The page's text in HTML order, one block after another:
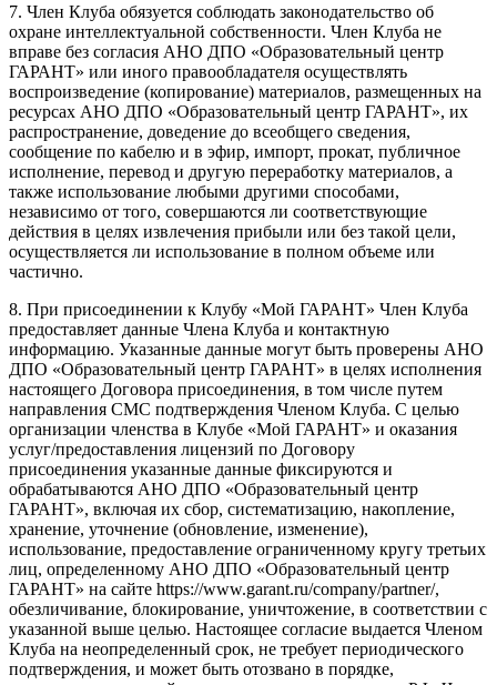
7. Член Клуба обязуется соблюдать законодательство об
охране интеллектуальной собственности. Член Клуба не
вправе без согласия АНО ДПО «Образовательный центр
ГАРАНТ» или иного правообладателя осуществлять
воспроизведение (копирование) материалов, размещенных на
ресурсах АНО ДПО «Образовательный центр ГАРАНТ», их
распространение, доведение до всеобщего сведения,
сообщение по кабелю и в эфир, импорт, прокат, публичное
исполнение, перевод и другую переработку материалов, а
также использование любыми другими способами,
независимо от того, совершаются ли соответствующие
действия в целях извлечения прибыли или без такой цели,
осуществляется ли использование в полном объеме или
частично.
8. При присоединении к Клубу «Мой ГАРАНТ» Член Клуба
предоставляет данные Члена Клуба и контактную
информацию. Указанные данные могут быть проверены АНО
ДПО «Образовательный центр ГАРАНТ» в целях исполнения
настоящего Договора присоединения, в том числе путем
направления СМС подтверждения Членом Клуба. С целью
организации членства в Клубе «Мой ГАРАНТ» и оказания
услуг/предоставления лицензий по Договору
присоединения указанные данные фиксируются и
обрабатываются АНО ДПО «Образовательный центр
ГАРАНТ», включая их сбор, систематизацию, накопление,
хранение, уточнение (обновление, изменение),
использование, предоставление ограниченному кругу третьих
лиц, определенному АНО ДПО «Образовательный центр
ГАРАНТ» на сайте https://www.garant.ru/company/partner/,
обезличивание, блокирование, уничтожение, в соответствии с
указанной выше целью. Настоящее согласие выдается Членом
Клуба на неопределенный срок, не требует периодического
подтверждения, и может быть отозвано в порядке,